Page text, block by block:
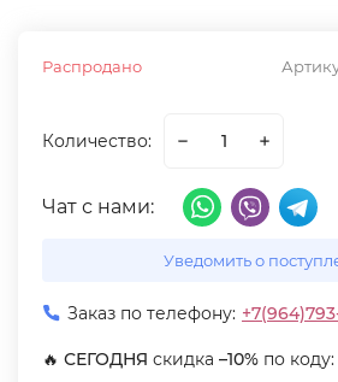
Распродано
Количество:
Чат с нами:
Уведомить о
Заказ по телефону:
🔥 СЕГОДНЯ скидка –10% по коду: